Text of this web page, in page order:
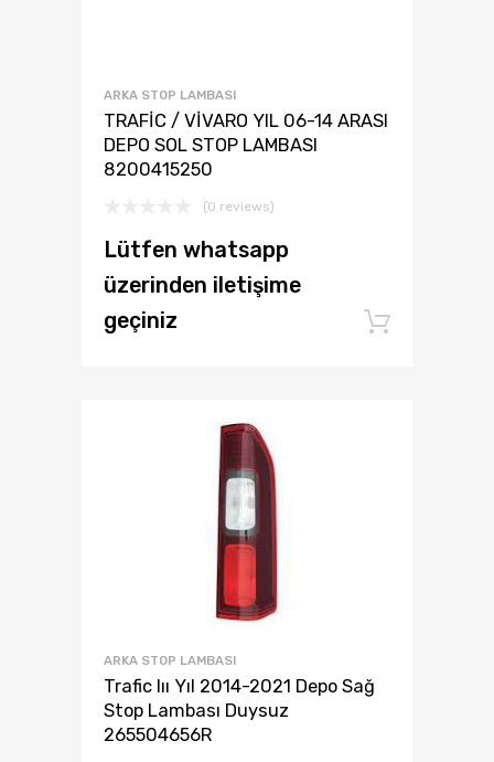
ARKA STOP LAMBASI
TRAFİC / VİVARO YIL 06-14 ARASI
DEPO SOL STOP LAMBASI
8200415250
(0 reviews)
Lütfen whatsapp
üzerinden iletişime
geçiniz
ARKA STOP LAMBASI
Trafic Iıı Yıl 2014-2021 Depo Sağ
Stop Lambası Duysuz
265504656R